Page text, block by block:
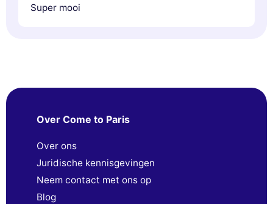
Super mooi
Over Come to Paris
Over ons
Juridische kennisgevingen
Neem contact met ons op
Blog